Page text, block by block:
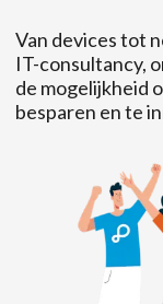
Van devices tot
IT-consultancy,
de mogelijkheid
besparen en te